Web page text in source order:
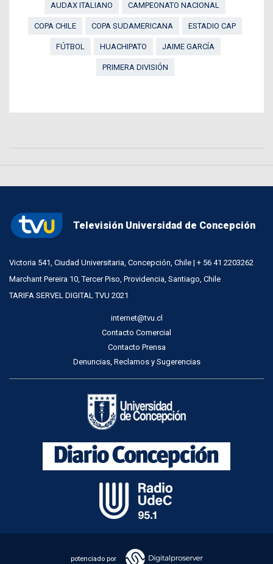
AUDAX ITALIANO
CAMPEONATO NACIONAL
COPA CHILE COPA SUDAMERICANA ESTADIO CAP
FÚTBOL HUACHIPATO JAIME GARCÍA
PRIMERA DIVISIÓN
Televisión Universidad de Concepción
Victoria 541, Ciudad Universitaria, Concepción, Chile | + 56 41 2203262
Marchant Pereira 10, Tercer Piso, Providencia, Santiago, Chile
TARIFA SERVEL DIGITAL TVU 2021
internet@tvu.cl
Contacto Comercial
Contacto Prensa
Denuncias, Reclamos y Sugerencias
potenciado por